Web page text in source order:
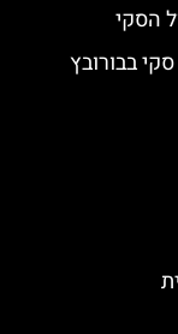
הסקי
בבורובץ